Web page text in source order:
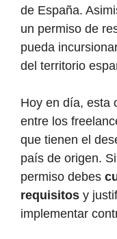
de España.
un permiso de
pueda
del territorio
Hoy en día, esta
entre los
que tienen el
país de origen.
permiso debes
requisitos y
implementar